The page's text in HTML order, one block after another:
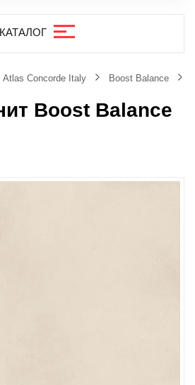
КАТАЛОГ
Atlas Concorde Italy Boost Balance
Boost Balance